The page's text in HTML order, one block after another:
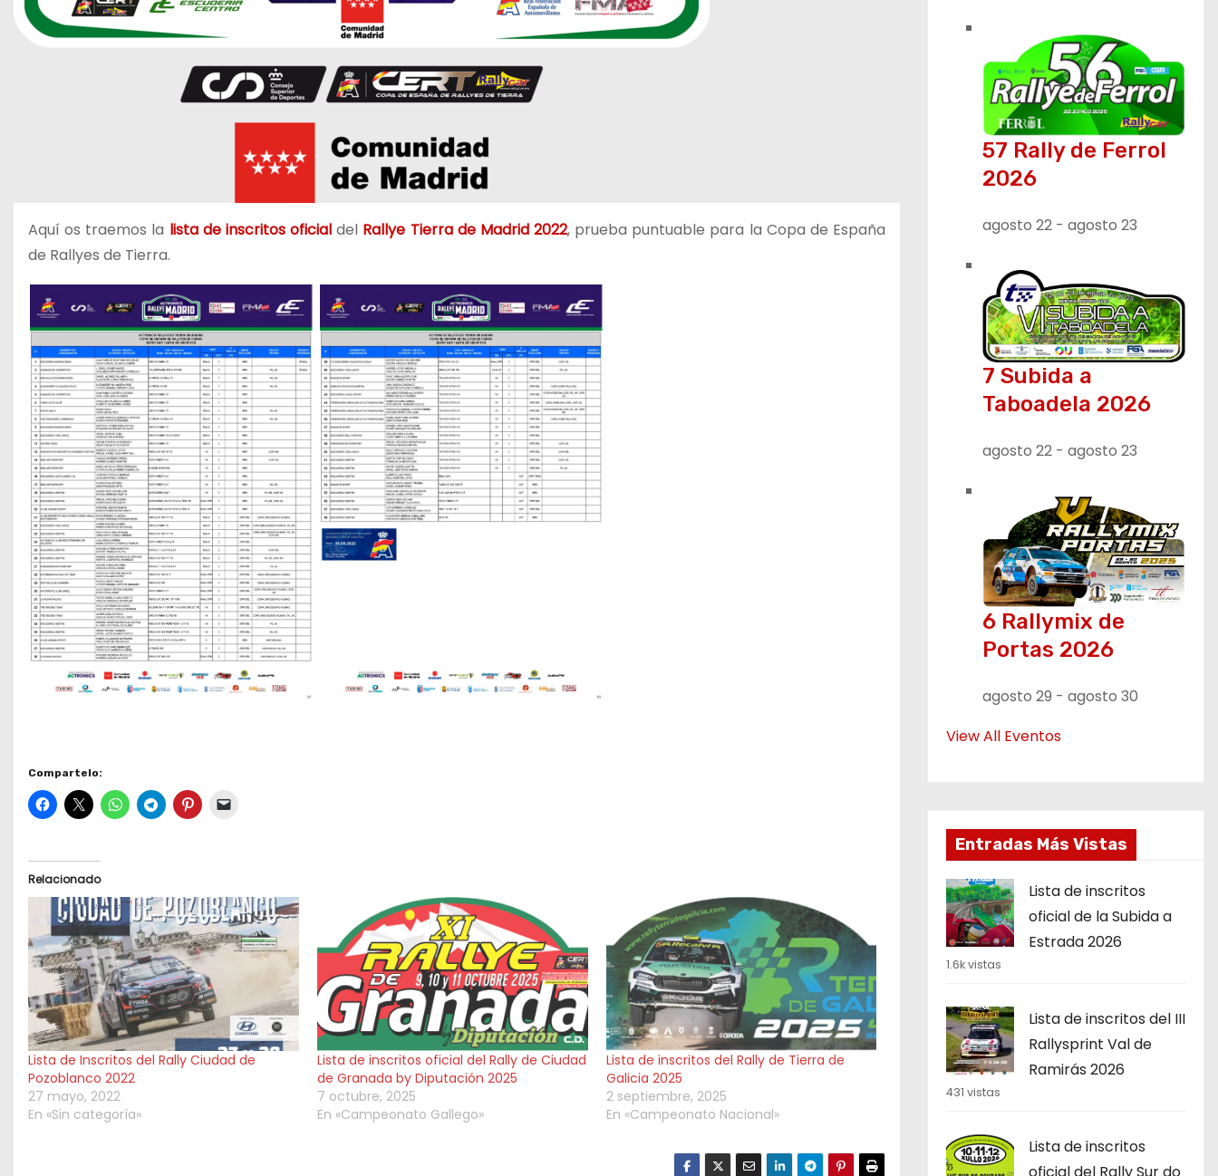
Aquí os traemos la lista de inscritos oficial del Rallye Tierra de Madrid 2022, prueba puntuable para la Copa de España
de Rallyes de Tierra.
Compartelo:
Relacionado
Lista de Inscritos del Rally Ciudad de
Pozoblanco 2022
27 mayo, 2022
En «Sin categoría»
Lista de inscritos oficial del Rally de Ciudad
de Granada by Diputación 2025
7 octubre, 2025
En «Campeonato Gallego»
Lista de inscritos del Rally de Tierra de
Galicia 2025
2 septiembre, 2025
En «Campeonato Nacional»
57 Rally de Ferrol
2026
agosto 22 - agosto 23
7 Subida a
Taboadela 2026
agosto 22 - agosto 23
6 Rallymix de
Portas 2026
agosto 29 - agosto 30
View All Eventos
Entradas Más Vistas
Lista de inscritos
oficial de la Subida a
Estrada 2026
1.6k vistas
Lista de inscritos del III
Rallysprint Val de
Ramirás 2026
431 vistas
Lista de inscritos